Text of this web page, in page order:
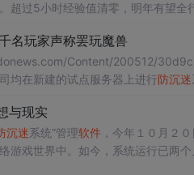
超过5小时经验值清零，明年有望
名玩家声称罢玩魔兽
Content/200512/
均在新建的试点服务器上进行防沉迷
与现实
沉迷系统”管理软件，今年１０月２
游戏世界中。如今，系统运行已两